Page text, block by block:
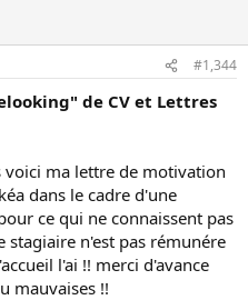
#1,344
de CV et Lettres
ma lettre de motivation
dans le cadre d'une
ce qui ne connaissent pas
stagiaire n'est pas rémunére
l'ai !! merci d'avance
mauvaises !!